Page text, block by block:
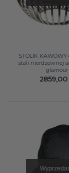
STOLIK KAWOWY
stali nierdzewnej
glamour
2859,00